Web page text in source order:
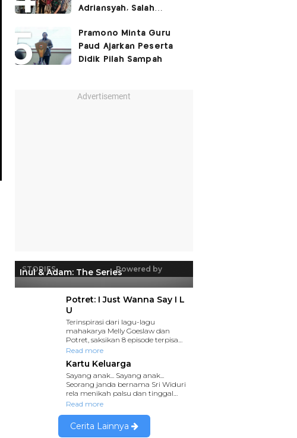
Adriansyah, Salah
Pramono Minta Guru
Paud Ajarkan Peserta
Didik Pilah Sampah
Advertisement